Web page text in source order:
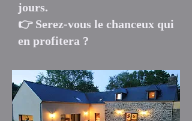
jours.
👉 Serez-vous le chanceux qui
en profitera ?